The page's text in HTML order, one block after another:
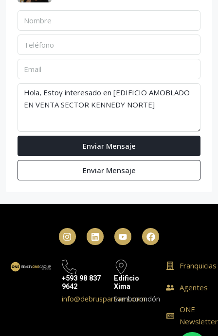
Enviar Mensaje
Enviar Mensaje
+593 98 837
9642
info@debruspartners.com
Edificio
Xima
Samborondón
Franquicias
Agentes
ONE
Newsletter